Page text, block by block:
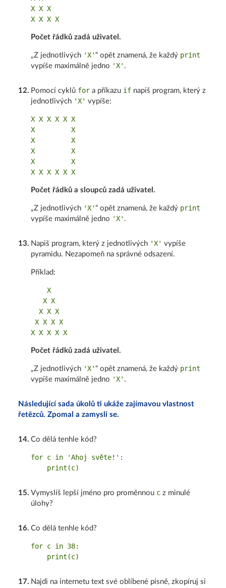
X X X
Počet řádků zadá uživatel.
„Z jednotlivých 'X'“ opět znamená, že každý print
vypíše maximálně jedno 'X' .
12. Pomocí cyklů for a příkazu if napiš program, který z
jednotlivých 'X' vypíše:
X X X X X X
X         X
X         X
X         X
X         X
Počet řádků a sloupců zadá uživatel.
„Z jednotlivých 'X'“ opět znamená, že každý print
vypíše maximálně jedno 'X' .
13. Napiš program, který z jednotlivých 'X' vypíše
pyramidu. Nezapomeň na správné odsazení.
Příklad:
    X
   X X
  X X X
X X X X
Počet řádků zadá uživatel.
„Z jednotlivých 'X'“ opět znamená, že každý print
vypíše maximálně jedno 'X' .
Následující sada úkolů ti ukáže zajímavou vlastnost
řetězců. Zpomal a zamysli se.
14. Co dělá tenhle kód?
for c in 'Ahoj světe!':
15. Vymyslíš lepší jméno pro proměnnou c z minulé
úlohy?
16. Co dělá tenhle kód?
for c in 38:
17. Najdi na internetu text své oblíbené písně, zkopíruj si